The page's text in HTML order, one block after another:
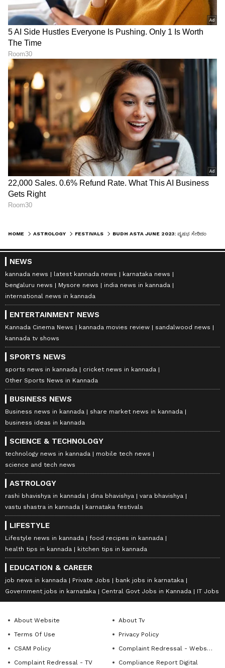
HOME ASTROLOGY FESTIVALS
NEWS
kannada news latest kannada news
karnataka news
bengaluru news
Mysore news
india news in kannada
international news in kannada
ENTERTAINMENT NEWS
Kannada Cinema News kannada movies review
sandalwood news
kannada tv shows
SPORTS NEWS
sports news in kannada
cricket news in kannada
Other Sports News in Kannada
BUSINESS NEWS
Business news in kannada
share market news in kannada
business ideas in kannada
SCIENCE & TECHNOLOGY
technology news in kannada
mobile tech news
science and tech news
ASTROLOGY
rashi bhavishya in kannada dina bhavishya
vara bhavishya
vastu shastra in kannada
karnataka festivals
LIFESTYLE
Lifestyle news in kannada
food recipes in kannada
health tips in kannada
kitchen tips in kannada
EDUCATION & CAREER
job news in kannada Private Jobs
bank jobs in karnataka
Government jobs in karnataka
Central Govt Jobs in Kannada IT Jobs
About Website
About Tv
Terms Of Use
Privacy Policy
CSAM Policy
Complaint Redressal - Website
Complaint Redressal - TV
Compliance Report Digital